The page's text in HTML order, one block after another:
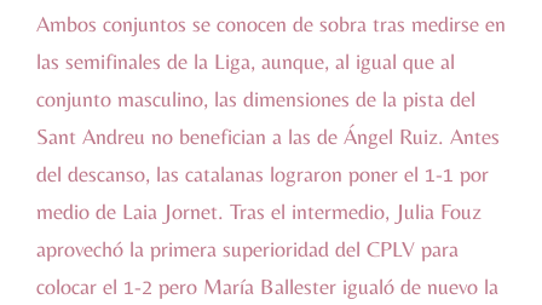
Ambos conjuntos se conocen de sobra tras medirse en
las semifinales de la Liga, aunque, al igual que al
conjunto masculino, las dimensiones de la pista del
Sant Andreu no benefician a las de Ángel Ruiz. Antes
del descanso, las catalanas lograron poner el 1-1 por
medio de Laia Jornet. Tras el intermedio, Julia Fouz
aprovechó la primera superioridad del CPLV para
colocar el 1-2 pero María Ballester igualó de nuevo la